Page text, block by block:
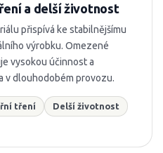
a delší životnost
přispívá ke stabilnějšímu
výrobku. Omezené
vysokou účinnost a
v dlouhodobém provozu.
tření Delší životnost